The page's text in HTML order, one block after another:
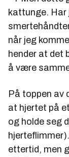
kattunge. Har
når jeg
hender at det
å være
På toppen av
at hjertet på
og holde seg
ettertid, men